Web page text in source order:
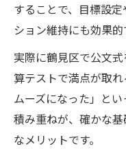
することで、目標設
ション維持にも効果的
実際に鶴見区で公文
算テストで満点が取
ムーズになった」と
積み重ねが、確かな
なメリットです。